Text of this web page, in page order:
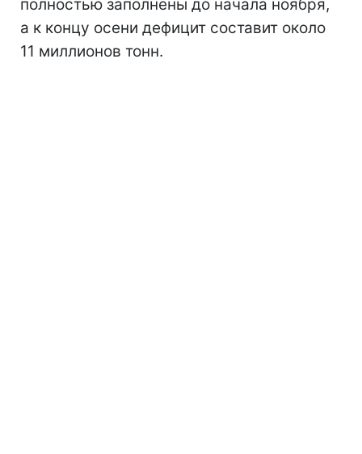
полностью заполнены до начала ноября,
а к концу осени дефицит составит около
11 миллионов тонн.